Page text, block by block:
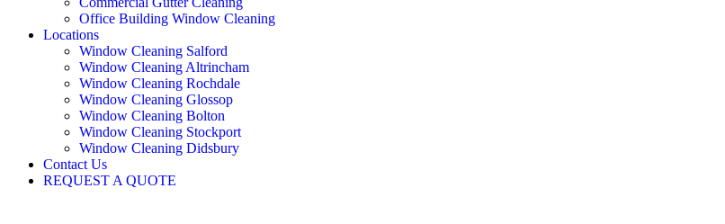
Office Building Window Cleaning​
Locations
Window Cleaning Salford
Window Cleaning Altrincham
Window Cleaning Rochdale
Window Cleaning Glossop
Window Cleaning Bolton
Window Cleaning Stockport
Window Cleaning Didsbury
Contact Us
REQUEST A QUOTE